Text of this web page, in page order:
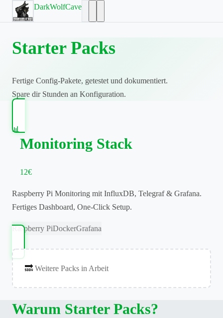
DarkWolfCave
Starter Packs
Fertige Config-Pakete, getestet und dokumentiert.
Spare dir Stunden an Konfiguration.
📊
Monitoring Stack
12€
Raspberry Pi Monitoring mit InfluxDB, Telegraf & Grafana.
Fertiges Dashboard, One-Click Setup.
Raspberry PiDockerGrafana
🔜 Weitere Packs in Arbeit
Warum Starter Packs?